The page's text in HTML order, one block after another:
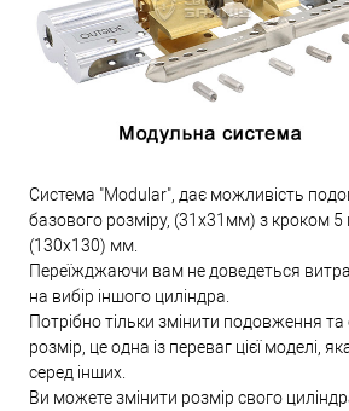
Система "Modular", дає можливість
базового розміру, (31х31мм) з кроком
(130х130) мм.
Переїжджаючи вам не доведеться
на вибір іншого циліндра.
Потрібно тільки змінити подовження
розмір, це одна із переваг цієї моделі,
серед інших.
Ви можете змінити розмір свого